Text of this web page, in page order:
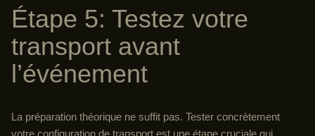
Étape 5: Testez votre
transport avant
l’événement
La préparation théorique ne suffit pas. Tester concrètement
votre configuration de transport est une étape cruciale qui